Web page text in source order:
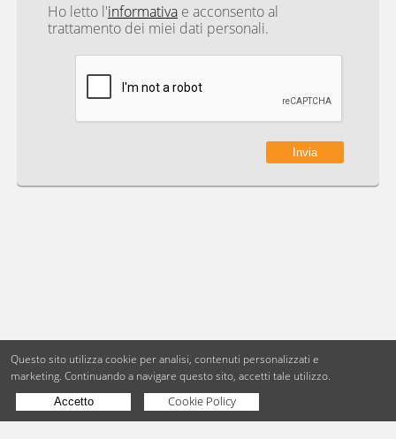
Ho letto l'informativae acconsento al
trattamento dei miei dati personali.
Copyright © BdueB Srl PI 07755110967 Privacy Utilizzo dei cookie
Questo sito utilizza cookie per analisi, contenuti personalizzati e
marketing. Continuando a navigare questo sito, accetti tale utilizzo.
Accetto Cookie Policy